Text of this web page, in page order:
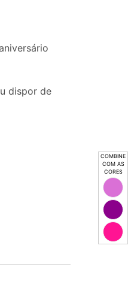
COMBINE
COM AS
CORES
dispor de